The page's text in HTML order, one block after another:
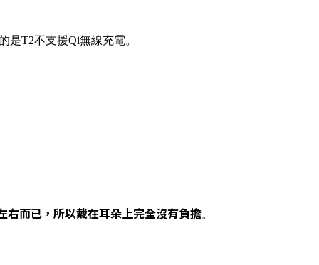
是T2不支援Qi無線充電。
右而已，所以戴在耳朵上完全沒有負擔。